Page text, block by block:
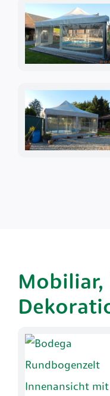
Mobiliar,